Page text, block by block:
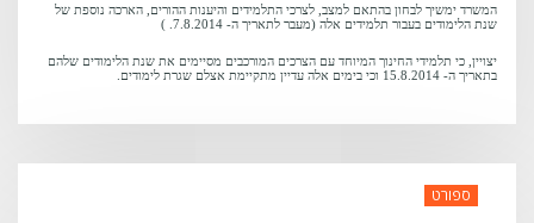
המשרד ימשיך לבחון בהתאם למצב, לצרכי התלמידים והיענות ההורים, הארכה נוספת של
שנת הלימודים בעבור תלמידים אלה (מעבר לתאריך ה- 7.8.2014. )
יצויין, כי תלמידי החינוך המיוחד עם הצרכים המורכבים מסיימים את שנת הלימודים שלהם
בתאריך ה- 15.8.2014 וכי בימים אלה עדיין מתקיימת אצלם שגרת לימודים.
ספורט